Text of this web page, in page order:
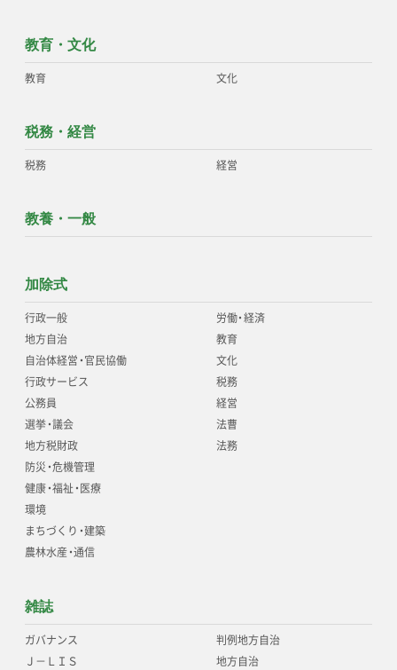
教育・文化
教育 文化
税務・経営
税務 経営
教養・一般
加除式
行政一般
地方自治
自治体経営・官民協働
行政サービス
公務員
選挙・議会
地方税財政
防災・危機管理
健康・福祉・医療
環境
まちづくり・建築
農林水産・通信
労働・経済
教育
文化
税務
経営
法曹
法務
雑誌
ガバナンス
Ｊ－ＬＩＳ
判例地方自治
地方自治